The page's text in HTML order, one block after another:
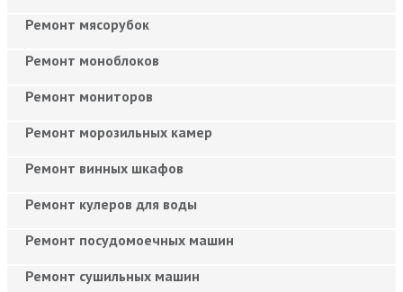
Ремонт мясорубок
Ремонт моноблоков
Ремонт мониторов
Ремонт морозильных камер
Ремонт винных шкафов
Ремонт кулеров для воды
Ремонт посудомоечных машин
Ремонт сушильных машин